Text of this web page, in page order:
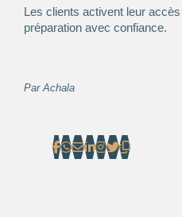
Les clients activent leur
préparation avec confiance.
ParAchala